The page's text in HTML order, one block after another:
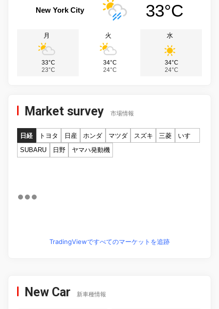
New York City 33°C
月
33°C
23°C
火
34°C
24°C
水
34°C
24°C
Market survey 市場情報
日経 トヨタ 日産 ホンダ マツダ スズキ 三菱
いすゞ
SUBARU
日野 ヤマハ発動機
TradingViewですべてのマーケットを追跡
New Car 新車種情報